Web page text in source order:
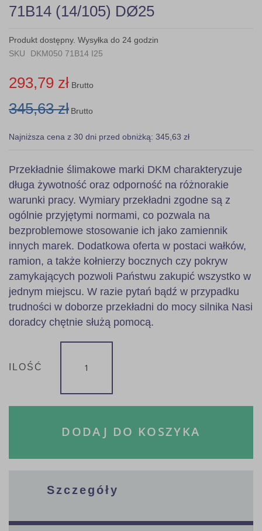
the
beginning
the
images
71B14 (14/105) DØ25
Produkt dostępny. Wysyłka do 24 godzin
SKU
DKM050 71B14 I25
293,79 zł Brutto
345,63 zł Brutto
Najniższa cena z 30 dni przed obniżką: 345,63 zł
Przekładnie ślimakowe marki DKM charakteryzuje
długa żywotność oraz odporność na różnorakie
warunki pracy. Wymiary przekładni zgodne są z
ogólnie przyjętymi normami, co pozwala na
bezproblemowe stosowanie ich jako zamiennik
innych marek. Dodatkowa oferta w postaci wałków,
ramion, a także kołnierzy bocznych czy pokryw
zamykających pozwoli Państwu zakupić wszystko w
jednym miejscu. W razie pytań bądź w przypadku
trudności w doborze przekładni do mocy silnika Nasi
doradcy chętnie służą pomocą.
ILOŚĆ
DODAJ DO KOSZYKA
Szczegóły